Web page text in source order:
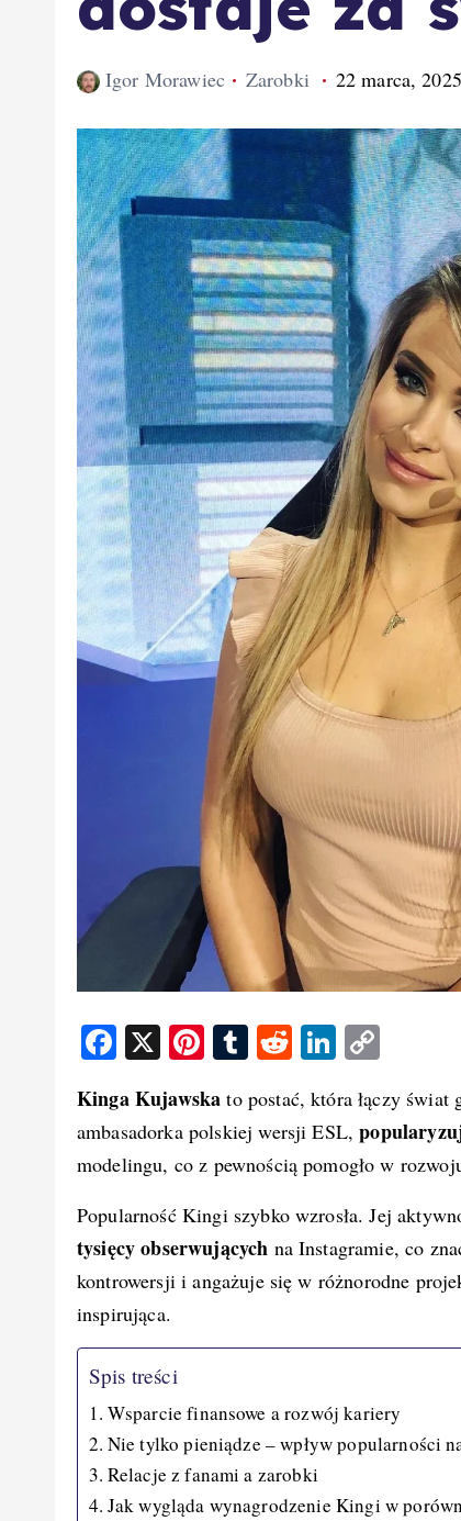
Igor Morawiec Zarobki 22 marca, 2025
F
c
e
b
o
o
k
X
Pi
er
e
st
T
m
bl
r
R
d
di
t
Li
k
e
d
I
n
p
y
Li
n
k
Kinga Kujawska to postać, która łączy świat
ambasadorka polskiej wersji ESL,
modelingu, co z pewnością pomogło w
Popularność Kingi szybko wzrosła. Jej
tysięcy obserwujących na Instagramie, co
kontrowersji i angażuje się w różnorodne
inspirująca.
Spis treści
Wsparcie finansowe a rozwój kariery
Nie tylko pieniądze – wpływ popularności
Relacje z fanami a zarobki
Jak wygląda wynagrodzenie Kingi w